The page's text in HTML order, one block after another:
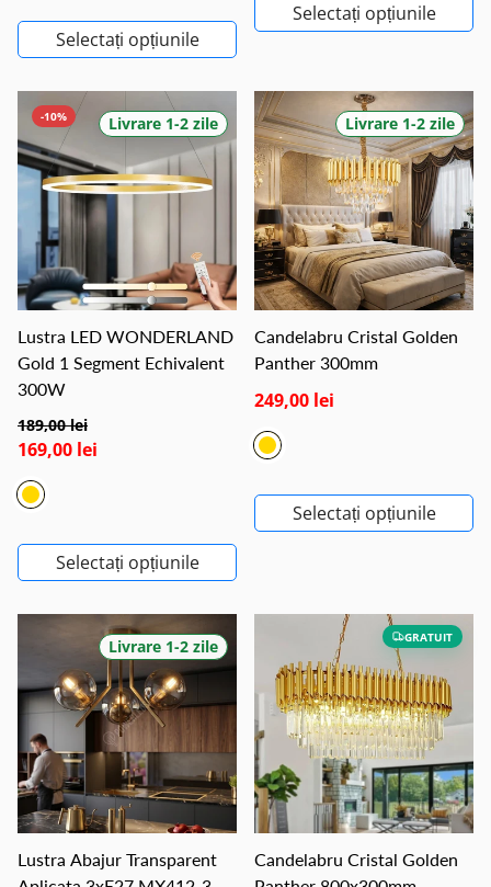
Selectați opțiunile
Selectați opțiunile
Livrare 1-2 zile
-10%
Lustra LED WONDERLAND
Gold 1 Segment Echivalent
300W
189,00 lei
169,00 lei
Selectați opțiunile
Livrare 1-2 zile
Candelabru Cristal Golden
Panther 300mm
249,00 lei
Selectați opțiunile
Livrare 1-2 zile
Lustra Abajur Transparent
GRATUIT
Candelabru Cristal Golden